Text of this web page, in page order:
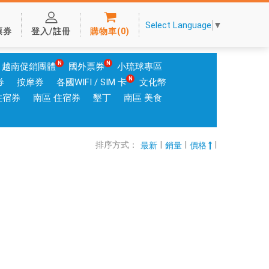
券 登入/註冊 購物車(0)
Select Language ▼
越南促銷團體 國外票券
小琉球專區
按摩券 各國WIFI / SIM 卡
文化幣
宿券 南區 住宿券 墾丁
南區 美食
排序方式： 最新 銷量 價格